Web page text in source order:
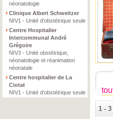
néonatologie
Clinique Albert Schweitzer
NIV1 - Unité d'obstétrique seule
Centre Hospitalier
Intercommunal André
Grégoire
NIV3 - Unité obstétrique,
néonatologie et réanimation
néonatale
Centre hospitalier de La
Ciotat
NIV1 - Unité d'obstétrique seule
1 -